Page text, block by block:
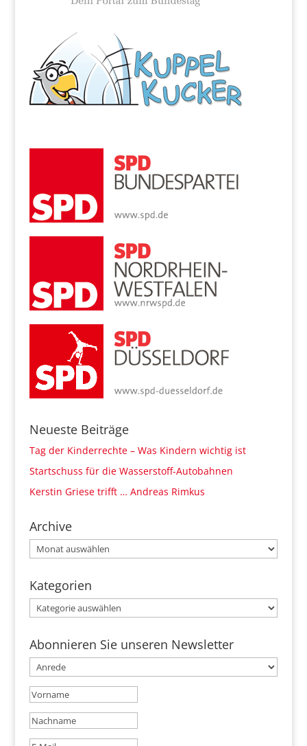
Neueste Beiträge
Tag der Kinderrechte – Was Kindern wichtig ist
Startschuss für die Wasserstoff-Autobahnen
Kerstin Griese trifft … Andreas Rimkus
Archive
Archive
Kategorien
Kategorien
Abonnieren Sie unseren Newsletter